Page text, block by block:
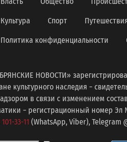
Культура Спорт
Политика конфиденциальности
НОВОСТИ»
культурного наследия −
в связи с изменением
− регистрационный номер Эл №
33-11 (WhatsApp, Viber), Telegram